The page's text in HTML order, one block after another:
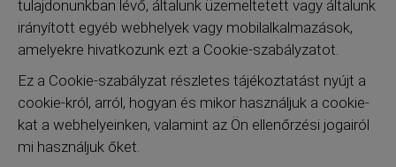
tulajdonunkban lévő, általunk üzemeltetett vagy általunk
irányított egyéb webhelyek vagy mobilalkalmazások,
amelyekre hivatkozunk ezt a Cookie-szabályzatot.
Ez a Cookie-szabályzat részletes tájékoztatást nyújt a
cookie-król, arról, hogyan és mikor használjuk a cookie-
kat a webhelyeinken, valamint az Ön ellenőrzési jogairól
mi használjuk őket.